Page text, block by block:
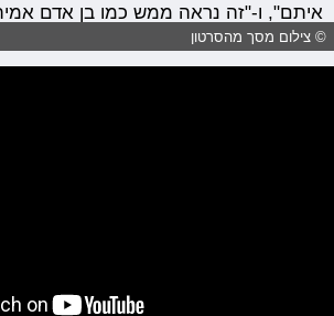
איתם", ו-"זה נראה ממש כמו בן אדם
© צילום מסך מהסרטון